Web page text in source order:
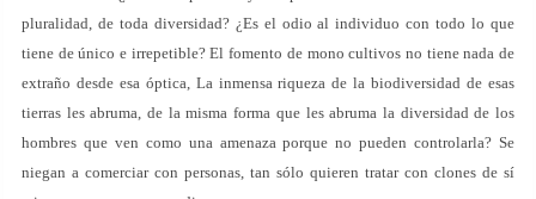
pluralidad, de toda diversidad? ¿Es el odio al individuo con todo lo que
tiene de único e irrepetible? El fomento de mono cultivos no tiene nada de
extraño desde esa óptica, La inmensa riqueza de la biodiversidad de esas
tierras les abruma, de la misma forma que les abruma la diversidad de los
hombres que ven como una amenaza porque no pueden controlarla? Se
niegan a comerciar con personas, tan sólo quieren tratar con clones de sí